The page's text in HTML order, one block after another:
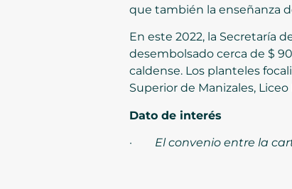
que también la enseñanza
En este 2022, la Secretaría
desembolsado cerca de $
caldense. Los planteles
Superior de Manizales,
Dato de interés
· El convenio entre la